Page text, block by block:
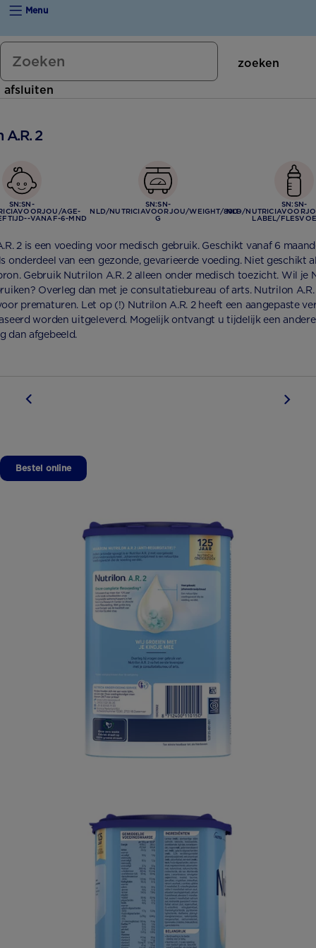
Flesvoeding op maat
Is alle opvolgmelk hetzelfde?
Verschil opvolgmelk en dreumesmelk
10 tips om samen in balans te blijven
Nutrilon Tabs
Nutrilon Dreumesmelk
Nutrilon Opvolgmelk Economy Verpakking
Nutrilon Opvolgmelk Voordeelverpakking
Meest gestelde vragen
10 voordelen van Nutrilon
Ouders over Nutrilon
Menu
zoeken
afsluiten
A.R. 2
SN:SN-
AGE-
VANAF-6-MND
SN:SN-
NLD/NUTRICIAVOORJOU/WEIGHT/800-
G
SN:SN-
NLD/
LABEL/
2 is een voeding voor medisch gebruik. Geschikt vanaf 6
onderdeel van een gezonde, gevarieerde voeding. Niet geschikt
Gebruik Nutrilon A.R. 2 alleen onder medisch toezicht. Wil je
Overleg dan met je consultatiebureau of arts. Nutrilon
prematuren. Let op (!) Nutrilon A.R. 2 heeft een aangepaste
worden uitgeleverd. Mogelijk ontvangt u tijdelijk een andere
dan afgebeeld.
Bestel online